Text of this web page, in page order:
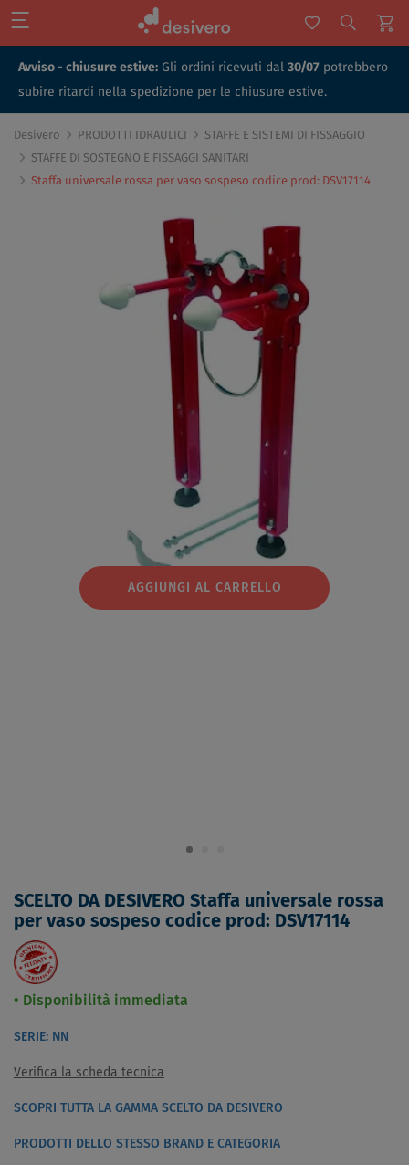
Avviso - chiusure estive: Gli ordini ricevuti dal 30/07 potrebbero
subire ritardi nella spedizione per le chiusure estive.
Desivero PRODOTTI IDRAULICI
STAFFE E SISTEMI DI FISSAGGIO
STAFFE DI SOSTEGNO E FISSAGGI SANITARI
Staffa universale rossa per vaso sospeso codice prod: DSV17114
AGGIUNGI AL CARRELLO
SCELTO DA DESIVERO Staffa universale rossa
per vaso sospeso codice prod: DSV17114
Disponibilità immediata
SERIE: NN
Verifica la scheda tecnica
SCOPRI TUTTA LA GAMMA SCELTO DA DESIVERO
PRODOTTI DELLO STESSO BRAND E CATEGORIA